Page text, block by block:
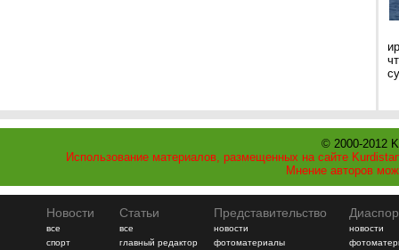
© 2000-2012
Использование материалов, размещенных на сайте
Мнение авторов
Новости
все
спорт
Статьи
все
главный редактор
Представительство
новости
фотоматериалы
новости